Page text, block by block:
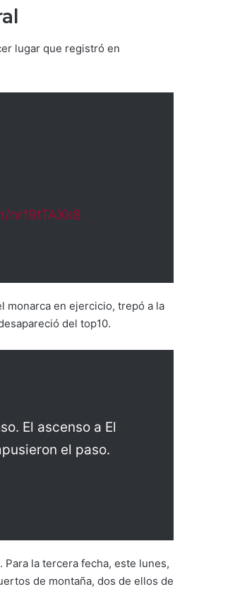
lugar que registró en
nrf9tTAXk8
monarca en ejercicio, trepó a la
del top10.
El ascenso a El
el paso.
Para la tercera fecha, este lunes,
de montaña, dos de ellos de